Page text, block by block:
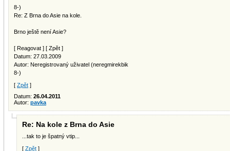
8-)
Re: Z Brna do Asie na kole.
Brno ještě není Asie?
[ Reagovat ] [ Zpět ]
Datum: 27.03.2009
Autor: Neregistrovaný uživatel (neregmirekbik
8-)
[ Zpět ]
Datum: 26.04.2011
Autor: pavka
Re: Na kole z Brna do Asie
...tak to je špatný vtip...
[ Zpět ]